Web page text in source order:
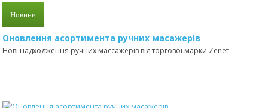
Новини
Оновлення асортимента ручних масажерів
Нові надходження ручних массажерів від торгової марки Zenet